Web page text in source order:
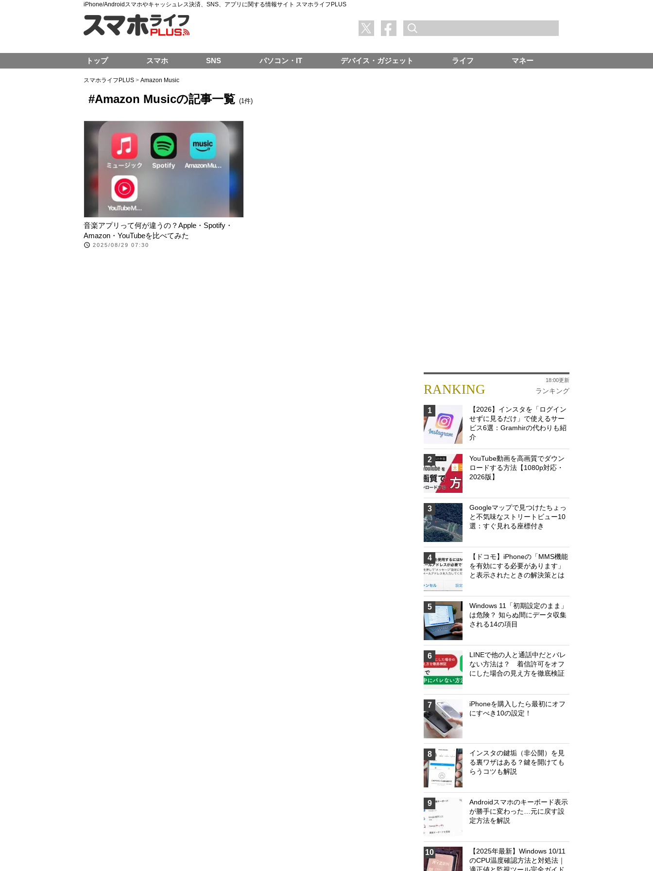
iPhone/Androidスマホやキャッシュレス決済、SNS、アプリに関する情報サイト スマホライフPLUS
スマホライフPLUS > Amazon Music
#Amazon Musicの記事一覧 (1件)
音楽アプリって何が違うの？Apple・Spotify・
Amazon・YouTubeを比べてみた
2025/08/29 07:30
RANKING ランキング
18:00更新
1
【2026】インスタを「ログイン
せずに見るだけ」で使えるサー
ビス6選：Gramhirの代わりも紹
介
2
YouTube動画を高画質でダウン
ロードする方法【1080p対応・
2026版】
3
Googleマップで見つけたちょっ
と不気味なストリートビュー10
選：すぐ見れる座標付き
4
【ドコモ】iPhoneの「MMS機能
を有効にする必要があります」
と表示されたときの解決策とは
5
Windows 11「初期設定のまま」
は危険？ 知らぬ間にデータ収集
される14の項目
6
LINEで他の人と通話中だとバレ
ない方法は？ 着信許可をオフ
にした場合の見え方を徹底検証
7
iPhoneを購入したら最初にオフ
にすべき10の設定！
8
インスタの鍵垢（非公開）を見
る裏ワザはある？鍵を開けても
らうコツも解説
9
Androidスマホのキーボード表示
が勝手に変わった…元に戻す設
定方法を解説
10
【2025年最新】Windows 10/11
のCPU温度確認方法と対処法｜
トップ スマホ SNS パソコン・IT デバイス・ガジェット ライフ マネー